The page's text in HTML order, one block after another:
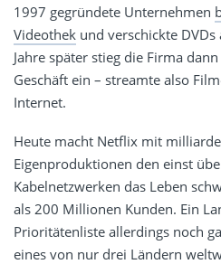
1997 gegründete Unternehmen
Videothek und verschickte
Jahre später stieg die Firma
Geschäft ein – streamte also
Internet.
Heute macht Netflix mit
Eigenproduktionen den einst
Kabelnetzwerken das Leben
als 200 Millionen Kunden. Ein
Prioritätenliste allerdings noch
eines von nur drei Ländern